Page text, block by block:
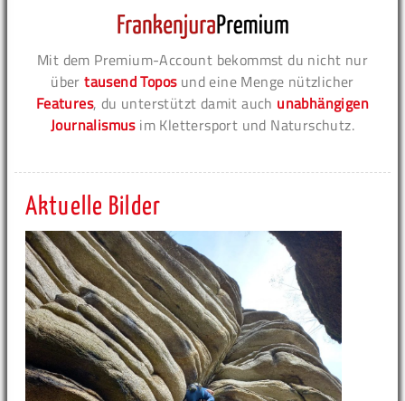
Mit dem Premium-Account bekommst du nicht nur
übertausend Toposund eine Menge nützlicher
Features, du unterstützt damit auch unabhängigen
Journalismusim Klettersport und Naturschutz.
Aktuelle Bilder